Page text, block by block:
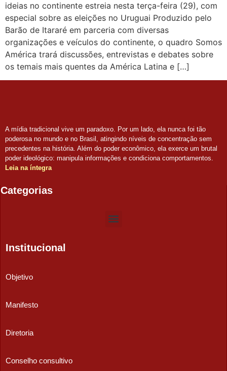
ideias no continente estreia nesta terça-feira (29), com
especial sobre as eleições no Uruguai Produzido pelo
Barão de Itararé em parceria com diversas
organizações e veículos do continente, o quadro Somos
América trará discussões, entrevistas e debates sobre
os temais mais quentes da América Latina e […]
A mídia tradicional vive um paradoxo. Por um lado, ela nunca foi tão
poderosa no mundo e no Brasil, atingindo níveis de concentração sem
precedentes na história. Além do poder econômico, ela exerce um brutal
poder ideológico: manipula informações e condiciona comportamentos.
Leia na íntegra
Categorias
Institucional
Objetivo
Manifesto
Diretoria
Conselho consultivo